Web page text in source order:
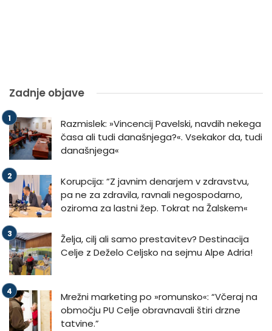
Zadnje objave
Razmislek: »Vincencij Pavelski, navdih nekega
časa ali tudi današnjega?«. Vsekakor da, tudi
današnjega«
Korupcija: “Z javnim denarjem v zdravstvu,
pa ne za zdravila, ravnali negospodarno,
oziroma za lastni žep. Tokrat na Žalskem«
Želja, cilj ali samo prestavitev? Destinacija
Celje z Deželo Celjsko na sejmu Alpe Adria!
Mrežni marketing po »romunsko«: “Včeraj na
območju PU Celje obravnavali štiri drzne
tatvine.”